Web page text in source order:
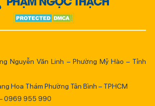
Nguyễn Văn Linh – Phường Mỹ Hào – Tỉnh
Hoa Thám Phường Tân Bình – TPHCM
0969 955 990